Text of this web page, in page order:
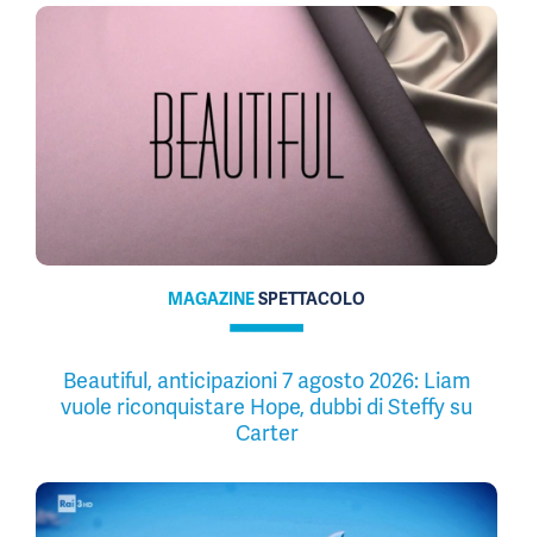
MAGAZINESPETTACOLO
Beautiful, anticipazioni 7 agosto 2026: Liam
vuole riconquistare Hope, dubbi di Steffy su
Carter